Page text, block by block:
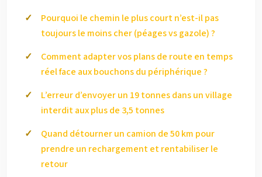
Pourquoi le chemin le plus court n’est-il pas
toujours le moins cher (péages vs gazole) ?
Comment adapter vos plans de route en temps
réel face aux bouchons du périphérique ?
L’erreur d’envoyer un 19 tonnes dans un village
interdit aux plus de 3,5 tonnes
Quand détourner un camion de 50 km pour
prendre un rechargement et rentabiliser le
retour